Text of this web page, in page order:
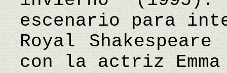
escenario para
Royal Shakespeare
con la actriz